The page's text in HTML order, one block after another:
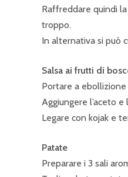
Raffreddare quindi
troppo.
In alternativa si può
Salsa ai frutti di
Portare a
Aggiungere l’aceto
Legare con kojak e
Patate
Preparare i 3 sali